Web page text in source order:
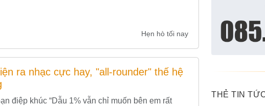
Hẹn hò tối nay
ra nhạc cực hay, "all-rounder" thế hệ
điệp khúc “Dẫu 1% vẫn chỉ muốn bên em rất
THẺ TIN